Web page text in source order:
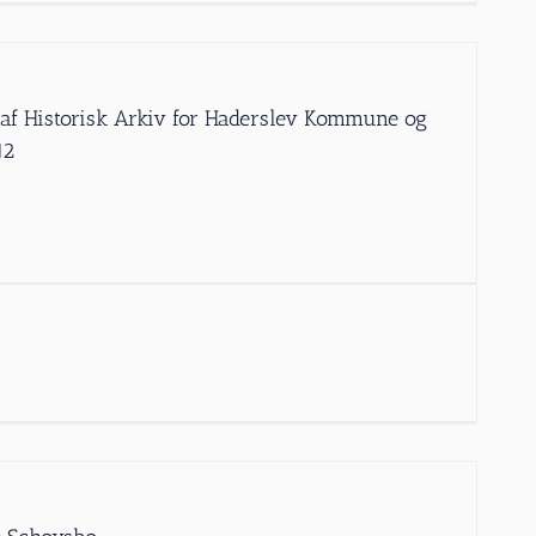
Historisk Arkiv for Haderslev Kommune og